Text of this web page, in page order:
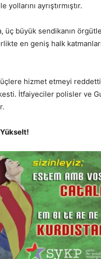
ayrıştırmıştır.
üç büyük sendikanın
en geniş halk
hizmet etmeyi
İtfaiyeciler polisler ve